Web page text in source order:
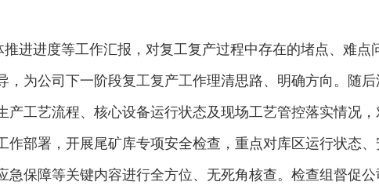
进度等工作汇报，对复工复产过程中存在的堵点、难点
为公司下一阶段复工复产工作理清思路、明确方向。随
工艺流程、核心设备运行状态及现场工艺管控落实情况
部署，开展尾矿库专项安全检查，重点对库区运行状态
保障等关键内容进行全方位、无死角核查。检查组督促公